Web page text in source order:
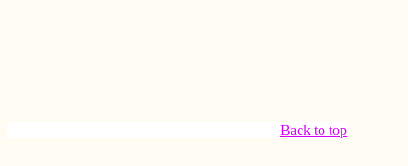
Back to top